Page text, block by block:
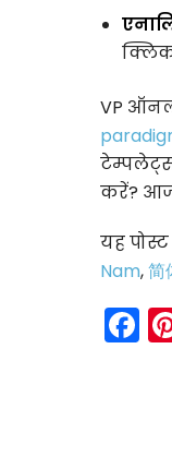
VP
करें? आज
यह पोस्ट
Nam,简